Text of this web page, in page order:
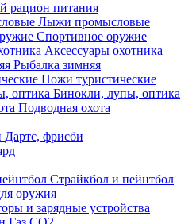
рацион питания
Лыжи промысловые
Спортивное оружие
Аксессуары охотника
Рыбалка зимняя
Ножи туристические
Бинокли, лупы, оптика
Подводная охота
Дартс, фрисби
Страйкбол и пейнтбол
оружия
и зарядные устройства